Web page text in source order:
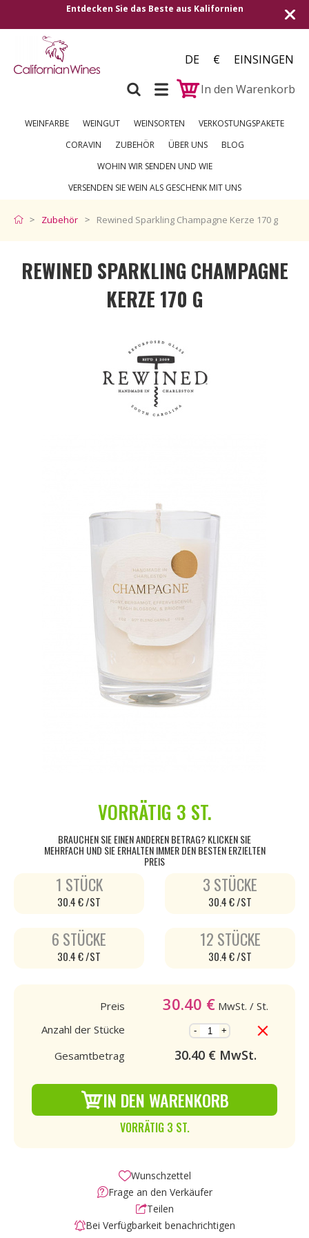
Entdecken Sie das Beste aus Kalifornien
DE €
EINSINGEN
In den Warenkorb
WEINFARBE WEINGUT WEINSORTEN
VERKOSTUNGSPAKETE
CORAVIN
ZUBEHÖR ÜBER UNS
BLOG
WOHIN WIR SENDEN UND WIE
VERSENDEN SIE WEIN ALS GESCHENK MIT UNS
Zubehör Rewined Sparkling Champagne Kerze 170 g
REWINED SPARKLING CHAMPAGNE
KERZE 170 G
VORRÄTIG 3 ST.
BRAUCHEN SIE EINEN ANDEREN BETRAG? KLICKEN SIE
MEHRFACH UND SIE ERHALTEN IMMER DEN BESTEN ERZIELTEN
PREIS
1 STÜCK
30.4 € /ST
3 STÜCKE
30.4 € /ST
6 STÜCKE
30.4 € /ST
12 STÜCKE
30.4 € /ST
Preis 30.40 € MwSt. / St.
Anzahl der Stücke
- +
Gesamtbetrag 30.40€ MwSt.
IN DEN WARENKORB
VORRÄTIG 3 ST.
Wunschzettel
Frage an den Verkäufer
Teilen
Bei Verfügbarkeit benachrichtigen